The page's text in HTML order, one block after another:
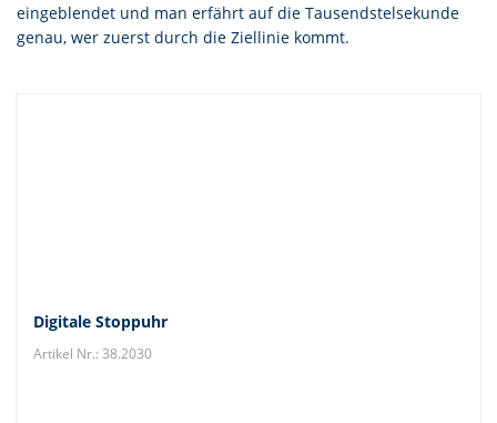
eingeblendet und man erfährt auf die Tausendstelsekunde
genau, wer zuerst durch die Ziellinie kommt.
Digitale Stoppuhr
Artikel Nr.: 38.2030